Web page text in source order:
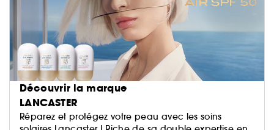
Découvrir la marque
LANCASTER
Réparez et protégez votre peau avec les soins